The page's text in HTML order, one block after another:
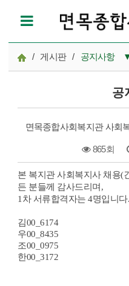
/ 게시판 / 공지사항
참여모
복지관
공
면목종합사회복지관 사회
865회
본문
본 복지관 사회복지사 채용(
든 분들께 감사드리며,
1차 서류합격자는 4명입니다.
김00_6174
우00_8435
조00_0975
한00_3172